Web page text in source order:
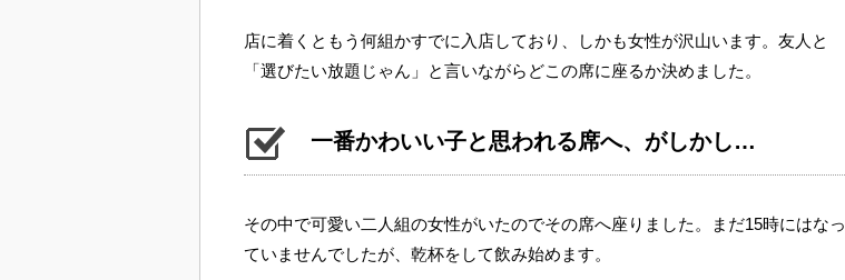
店に着くともう何組かすでに入店しており、しかも女性が沢山います。友人と
「選びたい放題じゃん」と言いながらどこの席に座るか決めました。
一番かわいい子と思われる席へ、がしかし…
その中で可愛い二人組の女性がいたのでその席へ座りました。まだ15時にはなっ
ていませんでしたが、乾杯をして飲み始めます。